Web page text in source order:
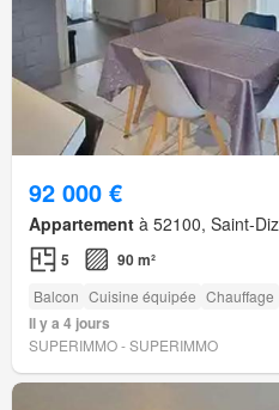
92 000 €
Appartement à 52100, Saint-
5 90 m²
Balcon Cuisine équipée Chauffage
Il y a 4 jours
SUPERIMMO - SUPERIMMO